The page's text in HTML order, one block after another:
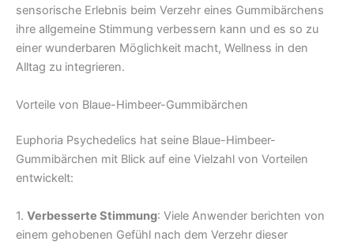
sensorische Erlebnis beim Verzehr eines Gummibärchens
ihre allgemeine Stimmung verbessern kann und es so zu
einer wunderbaren Möglichkeit macht, Wellness in den
Alltag zu integrieren.
Vorteile von Blaue-Himbeer-Gummibärchen
Euphoria Psychedelics hat seine Blaue-Himbeer-
Gummibärchen mit Blick auf eine Vielzahl von Vorteilen
entwickelt:
1. Verbesserte Stimmung: Viele Anwender berichten von
einem gehobenen Gefühl nach dem Verzehr dieser